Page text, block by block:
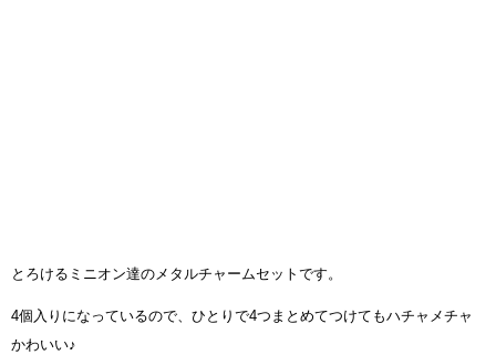
とろけるミニオン達のメタルチャームセットです。
4個入りになっているので、ひとりで4つまとめてつけてもハチャメチャ
かわいい♪